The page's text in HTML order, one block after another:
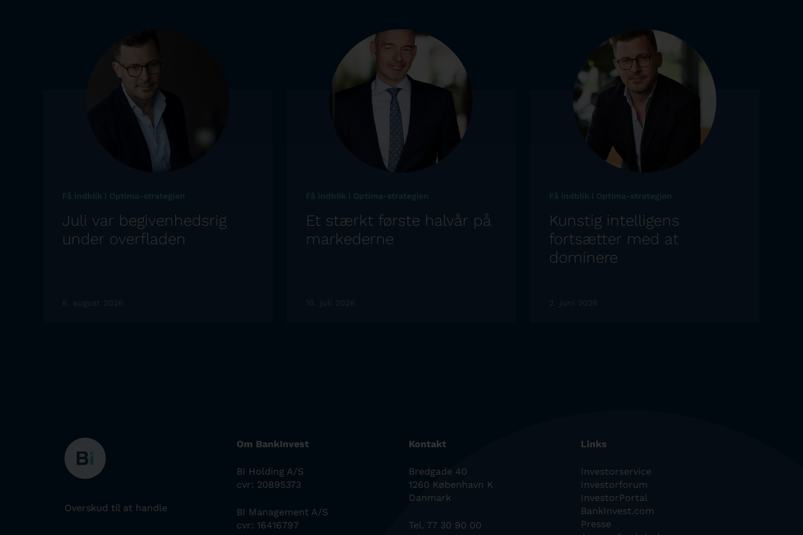
Få indblik i Optima-strategien
Juli var begivenhedsrig
under overfladen
6. august 2026
Få indblik i Optima-strategien
Et stærkt første halvår på
markederne
10. juli 2026
Få indblik i Optima-strategien
Kunstig intelligens
fortsætter med at
dominere
2. juni 2026
Overskud til at handle
Om BankInvest
BI Holding A/S
cvr: 20895373
BI Management A/S
cvr: 16416797
Kontakt
Bredgade 40
1260 København K
Danmark
Tel. 77 30 90 00
Links
Investorservice
Investorforum
InvestorPortal
BankInvest.com
Presse